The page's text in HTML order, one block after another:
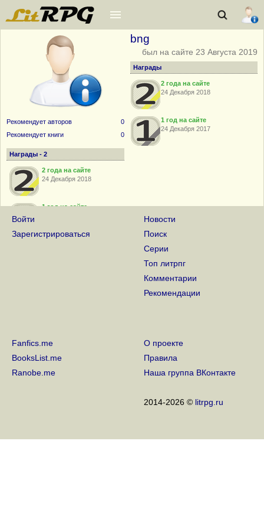
Рекомендует авторов
0
Рекомендует книги
0
Награды - 2
2 года на сайте
24 Декабря 2018
1 год на сайте
bng
был на сайте 23 Августа 2019
Награды
2 года на сайте
24 Декабря 2018
1 год на сайте
24 Декабря 2017
Войти
Зарегистрироваться
Новости
Поиск
Серии
Топ литрпг
Комментарии
Рекомендации
Fanfics.me
BooksList.me
Ranobe.me
О проекте
Правила
Наша группа ВКонтакте
2014-2026 © litrpg.ru